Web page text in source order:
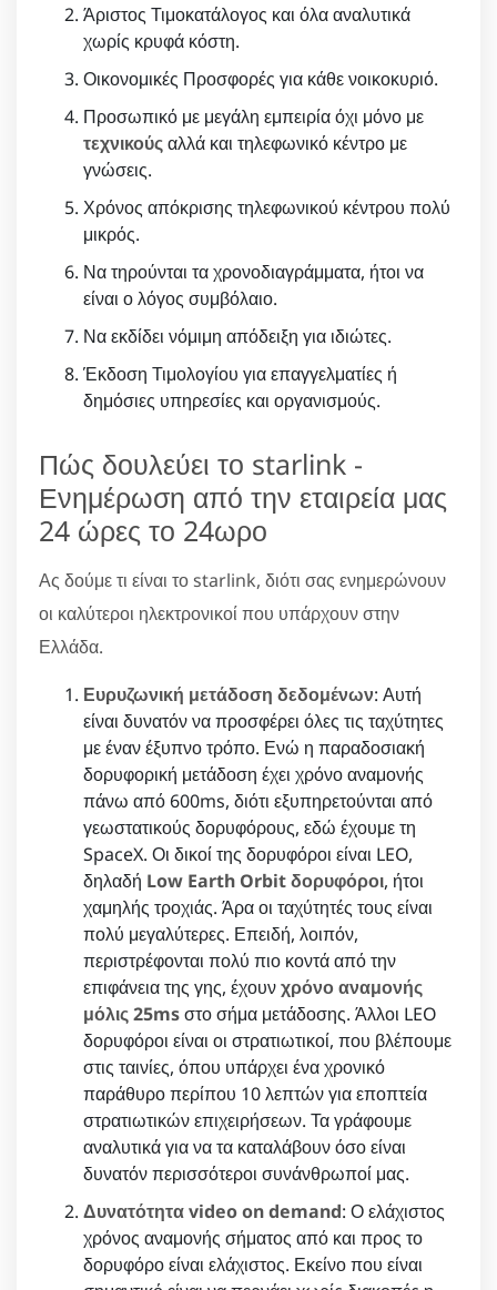
Άριστος Τιμοκατάλογος και όλα αναλυτικά
χωρίς κρυφά κόστη.
Οικονομικές Προσφορές για κάθε νοικοκυριό.
Προσωπικό με μεγάλη εμπειρία όχι μόνο με
τεχνικούςαλλά και τηλεφωνικό κέντρο με
γνώσεις.
Χρόνος απόκρισης τηλεφωνικού κέντρου πολύ
μικρός.
Να τηρούνται τα χρονοδιαγράμματα, ήτοι να
είναι ο λόγος συμβόλαιο.
Να εκδίδει νόμιμη απόδειξη για ιδιώτες.
Έκδοση Τιμολογίου για επαγγελματίες ή
δημόσιες υπηρεσίες και οργανισμούς.
Πώς δουλεύει το starlink -
Ενημέρωση από την εταιρεία μας
24 ώρες το 24ωρο
Ας δούμε τι είναι το starlink, διότι σας ενημερώνουν
οι καλύτεροι ηλεκτρονικοί που υπάρχουν στην
Ελλάδα.
Ευρυζωνική μετάδοση δεδομένων: Αυτή
είναι δυνατόν να προσφέρει όλες τις ταχύτητες
με έναν έξυπνο τρόπο. Ενώ η παραδοσιακή
δορυφορική μετάδοση έχει χρόνο αναμονής
πάνω από 600ms, διότι εξυπηρετούνται από
γεωστατικούς δορυφόρους, εδώ έχουμε τη
SpaceX. Οι δικοί της δορυφόροι είναι LEO,
δηλαδή Low Earth Orbit δορυφόροι, ήτοι
χαμηλής τροχιάς. Άρα οι ταχύτητές τους είναι
πολύ μεγαλύτερες. Επειδή, λοιπόν,
περιστρέφονται πολύ πιο κοντά από την
επιφάνεια της γης, έχουνχρόνο αναμονής
μόλις 25msστο σήμα μετάδοσης. Άλλοι LEO
δορυφόροι είναι οι στρατιωτικοί, που βλέπουμε
στις ταινίες, όπου υπάρχει ένα χρονικό
παράθυρο περίπου 10 λεπτών για εποπτεία
στρατιωτικών επιχειρήσεων. Τα γράφουμε
αναλυτικά για να τα καταλάβουν όσο είναι
δυνατόν περισσότεροι συνάνθρωποί μας.
Δυνατότητα video on demand: Ο ελάχιστος
χρόνος αναμονής σήματος από και προς το
δορυφόρο είναι ελάχιστος. Εκείνο που είναι